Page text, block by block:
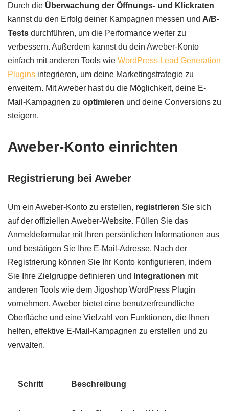
Durch die Überwachung der Öffnungs- und Klickraten
kannst du den Erfolg deiner Kampagnen messen und A/B-
Tests durchführen, um die Performance weiter zu
verbessern. Außerdem kannst du dein Aweber-Konto
einfach mit anderen Tools wie WordPress Lead Generation
Plugins integrieren, um deine Marketingstrategie zu
erweitern. Mit Aweber hast du die Möglichkeit, deine E-
Mail-Kampagnen zu optimieren und deine Conversions zu
steigern.
Aweber-Konto einrichten
Registrierung bei Aweber
Um ein Aweber-Konto zu erstellen, registrieren Sie sich
auf der offiziellen Aweber-Website. Füllen Sie das
Anmeldeformular mit Ihren persönlichen Informationen aus
und bestätigen Sie Ihre E-Mail-Adresse. Nach der
Registrierung können Sie Ihr Konto konfigurieren, indem
Sie Ihre Zielgruppe definieren und
Integrationen mit
anderen Tools wie dem Jigoshop WordPress Plugin
vornehmen. Aweber bietet eine benutzerfreundliche
Oberfläche und eine Vielzahl von Funktionen, die Ihnen
helfen, effektive E-Mail-Kampagnen zu erstellen und zu
verwalten.
Schritt Beschreibung